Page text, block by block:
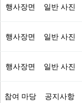
행사장면 일반 사진
행사장면 일반 사진
행사장면 일반 사진
참여 마당 공지사항